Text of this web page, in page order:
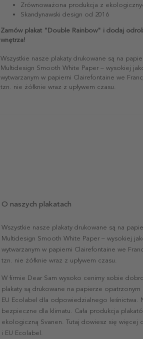
Zrównoważona produkcja z
Skandynawski design od 2016
Zamów plakat "Double Rainbow" i dodaj
wnętrza!
Wszystkie nasze plakaty drukowane są na
Multidesign Smooth White Paper – wysokiej
wytwarzanym w papierni Clairefontaine we
tzn. nie żółknie wraz z upływem czasu.
O naszych plakatach
Wszystkie nasze plakaty drukowane są na
Multidesign Smooth White Paper – wysokiej
wytwarzanym w papierni Clairefontaine we
tzn. nie żółknie wraz z upływem czasu.
W firmie Dear Sam wysoko cenimy sobie
plakaty są drukowane na papierze
EU Ecolabel dla odpowiedzialnego leśnictwa.
bezpieczne dla klimatu. Cała produkcja
ekologiczną Svanen. Tutaj dowiesz się więcej
i EU Ecolabel.